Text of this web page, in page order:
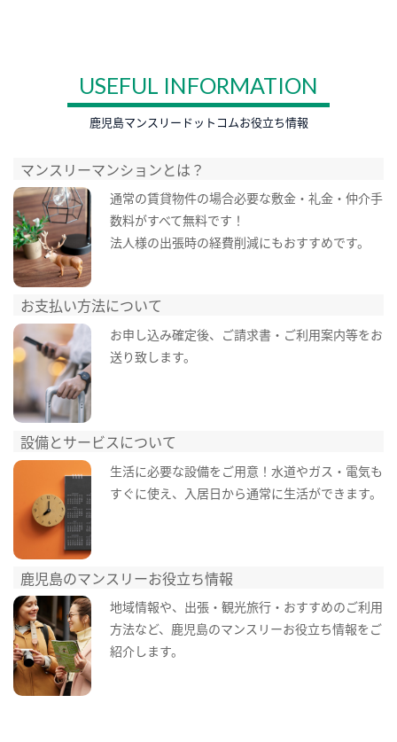
USEFUL INFORMATION
鹿児島マンスリードットコムお役立ち情報
マンスリーマンションとは？
通常の賃貸物件の場合必要な敷金・礼金・仲介手
数料がすべて無料です！
法人様の出張時の経費削減にもおすすめです。
お支払い方法について
お申し込み確定後、ご請求書・ご利用案内等をお
送り致します。
設備とサービスについて
生活に必要な設備をご用意！水道やガス・電気も
すぐに使え、入居日から通常に生活ができます。
鹿児島のマンスリーお役立ち情報
地域情報や、出張・観光旅行・おすすめのご利用
方法など、鹿児島のマンスリーお役立ち情報をご
紹介します。